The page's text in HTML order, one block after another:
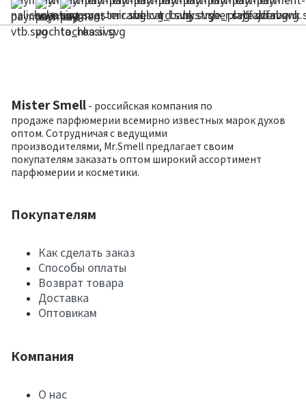
Mister Smell - российская компания по
продаже парфюмерии всемирно известных марок духов
оптом. Сотрудничая с ведущими
производителями, Mr.Smell предлагает своим
покупателям заказать оптом широкий ассортимент
парфюмерии и косметики.
Покупателям
Как сделать заказ
Способы оплаты
Возврат товара
Доставка
Оптовикам
Компания
О нас